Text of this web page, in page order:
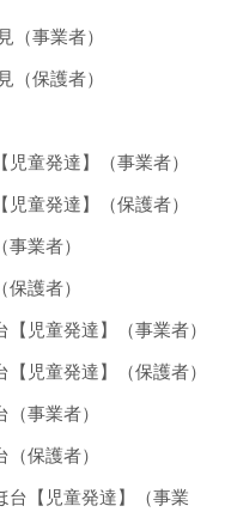
（事業者）
（保護者）
童発達】（事業者）
童発達】（保護者）
業者）
護者）
児童発達】（事業者）
児童発達】（保護者）
事業者）
保護者）
台【児童発達】（事業